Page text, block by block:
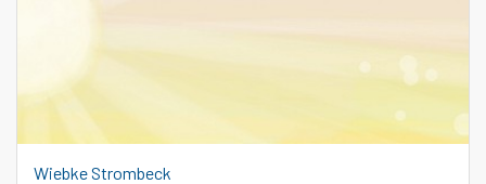
Wiebke Strombeck